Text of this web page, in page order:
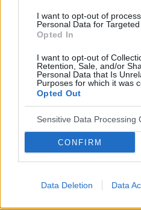
I want to opt-out of
Personal Data for Targeted
Opted In
I want to opt-out of
Retention, Sale, and/or
Personal Data that Is
Purposes for which it was
Opted Out
Sensitive Data Processing
CONFIRM
Data Deletion Data
Dodam , że trochę
może być ?? . Liczę na
wiec podam maila
POWIĄZANE
Tematy przezierność karkowa
embolizacja mięśniaków macicy
ropień gruczołu bartholina
Reklama: